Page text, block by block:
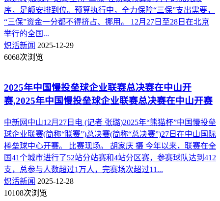
序，足额安排到位。预算执行中，全力保障“三保”支出需要，
“三保”资金一分都不得挤占、挪用。 12月27日至28日在北京
举行的全国...
炽活新闻 2025-12-29
6068次浏览
2025年中国慢投垒球企业联赛总决赛在中山开
赛,2025年中国慢投垒球企业联赛总决赛在中山开赛
中新网中山12月27日电 (记者 张璐)2025年“熊猫杯”中国慢投垒
球企业联赛(简称“联赛”)总决赛(简称“总决赛”)27日在中山国际
棒垒球中心开赛。 比赛现场。 胡家庆 摄 今年以来，联赛在全
国41个城市进行了52站分站赛和4站分区赛，参赛球队达到412
支，总参与人数超过1万人，完赛场次超过11...
炽活新闻 2025-12-28
10108次浏览